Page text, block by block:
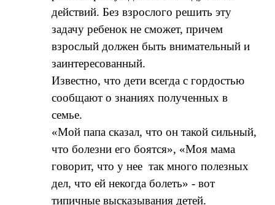
действий. Без взрослого решить эту
задачу ребенок не сможет, причем
взрослый должен быть внимательный и
заинтересованный.
Известно, что дети всегда с гордостью
сообщают о знаниях полученных в
семье.
«Мой папа сказал, что он такой сильный,
что болезни его боятся», «Моя мама
говорит, что у нее так много полезных
дел, что ей некогда болеть» - вот
типичные высказывания детей.